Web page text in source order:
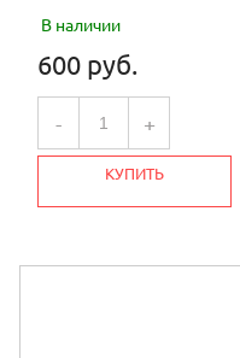
В наличии
600 руб.
- +
КУПИТЬ